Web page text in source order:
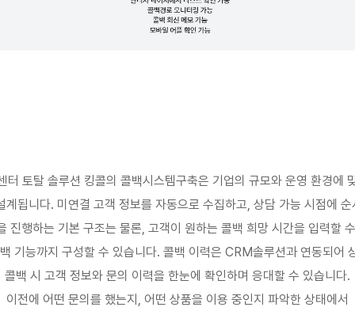
터 토탈 솔루션 킹콜의 콜백시스템구축은 기업의 규모와 운영 환경에
계됩니다. 미연결 고객 정보를 자동으로 수집하고, 상담 가능 시점에 순
진행하는 기본 구조는 물론, 고객이 원하는 콜백 희망 시간을 입력할
기능까지 구성할 수 있습니다. 콜백 이력은 CRM솔루션과 연동되어
콜백 시 고객 정보와 문의 이력을 한눈에 확인하며 응대할 수 있습니다.
이전에 어떤 문의를 했는지 , 어떤 상품을 이용 중인지 파악한 상태에서